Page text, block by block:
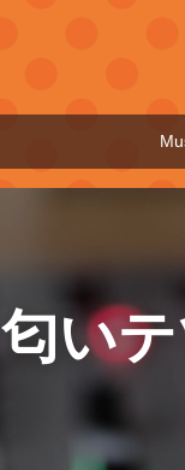
Music
匂い